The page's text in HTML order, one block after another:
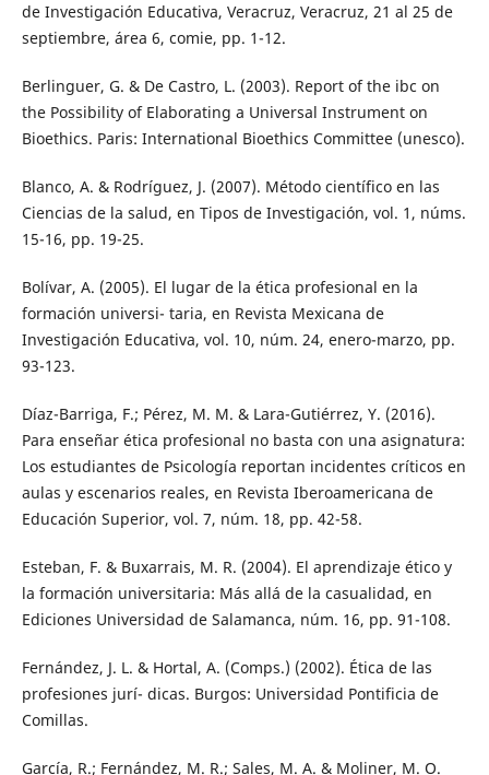
de Investigación Educativa, Veracruz, Veracruz, 21 al 25 de
septiembre, área 6, comie, pp. 1-12.
Berlinguer, G. & De Castro, L. (2003). Report of the ibc on
the Possibility of Elaborating a Universal Instrument on
Bioethics. Paris: International Bioethics Committee (unesco).
Blanco, A. & Rodríguez, J. (2007). Método científico en las
Ciencias de la salud, en Tipos de Investigación, vol. 1, núms.
15-16, pp. 19-25.
Bolívar, A. (2005). El lugar de la ética profesional en la
formación universi- taria, en Revista Mexicana de
Investigación Educativa, vol. 10, núm. 24, enero-marzo, pp.
93-123.
Díaz-Barriga, F.; Pérez, M. M. & Lara-Gutiérrez, Y. (2016).
Para enseñar ética profesional no basta con una asignatura:
Los estudiantes de Psicología reportan incidentes críticos en
aulas y escenarios reales, en Revista Iberoamericana de
Educación Superior, vol. 7, núm. 18, pp. 42-58.
Esteban, F. & Buxarrais, M. R. (2004). El aprendizaje ético y
la formación universitaria: Más allá de la casualidad, en
Ediciones Universidad de Salamanca, núm. 16, pp. 91-108.
Fernández, J. L. & Hortal, A. (Comps.) (2002). Ética de las
profesiones jurí- dicas. Burgos: Universidad Pontificia de
Comillas.
García, R.; Fernández, M. R.; Sales, M. A. & Moliner, M. O.